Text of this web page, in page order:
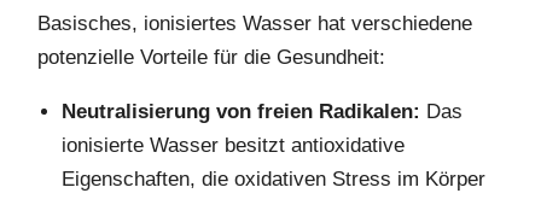
Basisches, ionisiertes Wasser hat verschiedene
potenzielle Vorteile für die Gesundheit:
Neutralisierung von freien Radikalen: Das
ionisierte Wasser besitzt antioxidative
Eigenschaften, die oxidativen Stress im Körper